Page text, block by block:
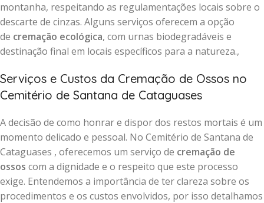
montanha, respeitando as regulamentações locais sobre o
descarte de cinzas. Alguns serviços oferecem a opção
de cremação ecológica, com urnas biodegradáveis e
destinação final em locais específicos para a natureza.,
Serviços e Custos da Cremação de Ossos no
Cemitério de Santana de Cataguases
A decisão de como honrar e dispor dos restos mortais é um
momento delicado e pessoal. No Cemitério de Santana de
Cataguases , oferecemos um serviço de cremação de
ossos com a dignidade e o respeito que este processo
exige. Entendemos a importância de ter clareza sobre os
procedimentos e os custos envolvidos, por isso detalhamos